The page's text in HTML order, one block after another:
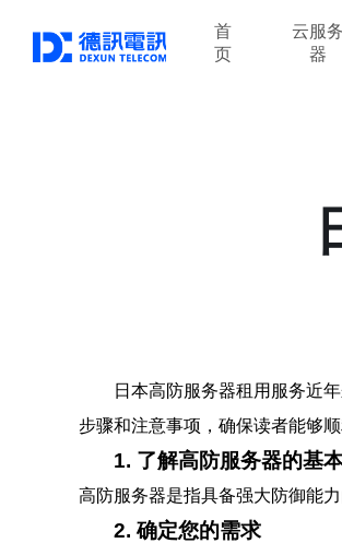
首
页
云服务
器
日本高防服务器租用服务近
步骤和注意事项，确保读者能够顺
1. 了解高防服务器的基
高防服务器是指具备强大防御能
2. 确定您的需求